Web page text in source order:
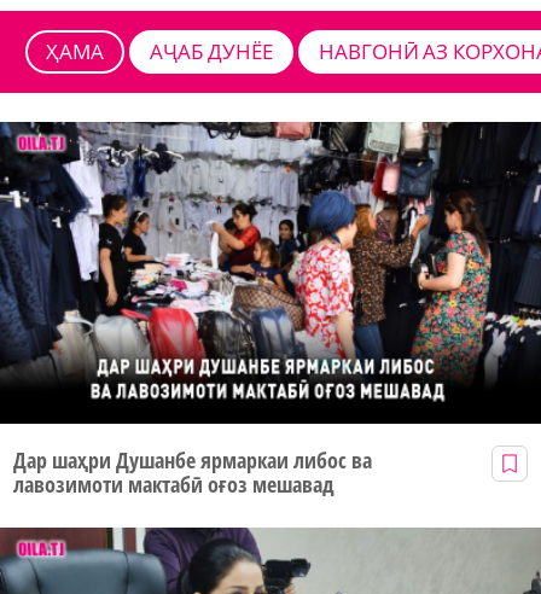
ҲАМА АҶАБ ДУНЁЕ НАВГОНӢ АЗ
Дар шаҳри Душанбе ярмаркаи либос ва
лавозимоти мактабӣ оғоз мешавад